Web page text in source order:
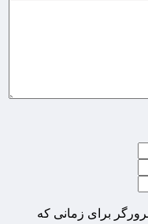
برای زمانی که